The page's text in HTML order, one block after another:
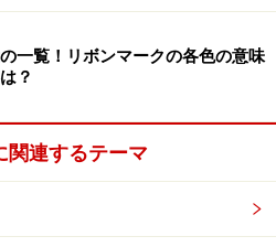
くを広めているのだとか。
る国際協力NGOのスタッフも
くを受け取った１人でした。
一覧！リボンマークの各色の意味
？
関連するテーマ